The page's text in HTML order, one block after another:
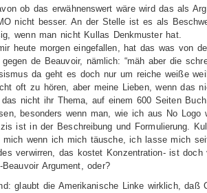
ob das erwähnenswert wäre wird das als
nicht besser. An der Stelle ist es als
wenn man nicht Kullas Denkmuster hat.
heute morgen eingefallen, hat das was von
gegen de Beauvoir, nämlich: “mäh aber die
da geht es doch nur um reiche weiße
oft zu hören, aber meine Lieben, wenn das
nicht ihr Thema, auf einem 600 Seiten
besonders wenn man, wie ich aus No Logo
ist in der Beschreibung und Formulierung.
mich wenn ich mich täusche, ich lasse mich
verwirren, das kostet Konzentration- ist doch
Argument, oder?
glaubt die Amerikanische Linke wirklich, daß